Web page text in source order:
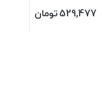
529,477تومان